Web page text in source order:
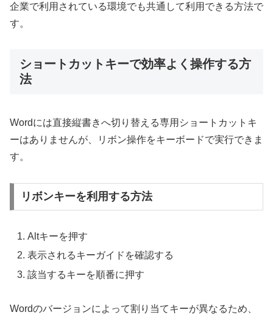
企業で利用されている環境でも共通して利用できる方法で
す。
ショートカットキーで効率よく操作する方
法
Wordには直接縦書きへ切り替える専用ショートカットキ
ーはありませんが、リボン操作をキーボードで実行できま
す。
リボンキーを利用する方法
Altキーを押す
表示されるキーガイドを確認する
該当するキーを順番に押す
Wordのバージョンによって割り当てキーが異なるため、